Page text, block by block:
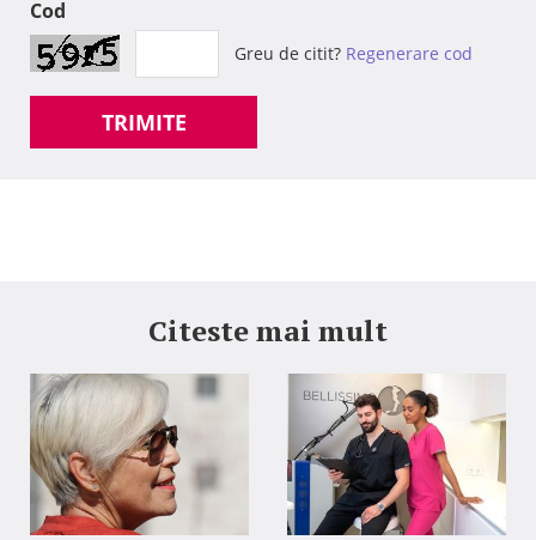
Cod
Greu de citit? Regenerare cod
TRIMITE
Citeste mai mult